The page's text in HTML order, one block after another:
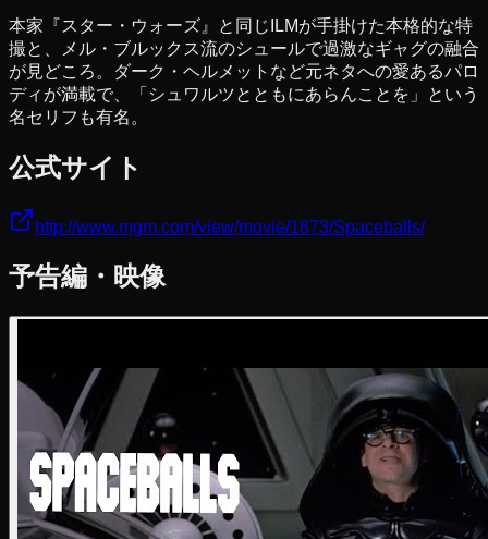
本家『スター・ウォーズ』と同じILMが手掛けた本格的な特
撮と、メル・ブルックス流のシュールで過激なギャグの融合
が見どころ。ダーク・ヘルメットなど元ネタへの愛あるパロ
ディが満載で、「シュワルツとともにあらんことを」という
名セリフも有名。
公式サイト
http://www.mgm.com/view/movie/1873/Spaceballs/
予告編・映像